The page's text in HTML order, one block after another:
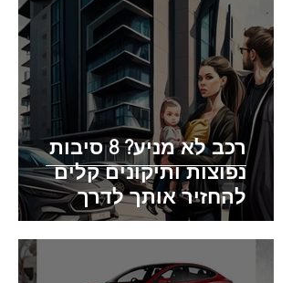
רכב לא מניע? 8 סיבות
נפוצות ותיקונים קלים
להחזיר אותך לדרך